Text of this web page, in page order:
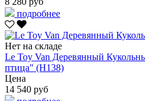
подробнее
Нет на складе
Le Toy Van Деревянный
птица" (H138)
Цена
14 540 руб